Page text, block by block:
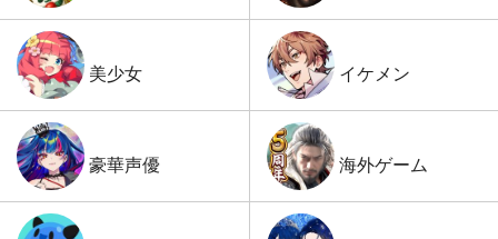
美少女 イケメン
豪華声優 海外ゲーム